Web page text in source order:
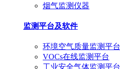
烟气监测仪器
监测平台及软件
环境空气质量监测平台
VOCs在线监测平台
工业安全气体监测平台